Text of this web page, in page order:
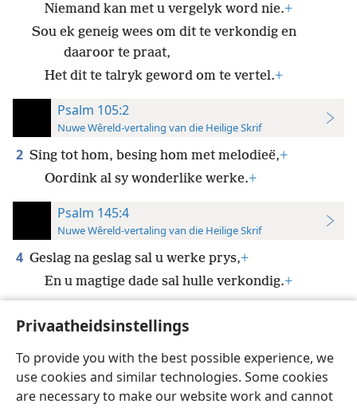
Privaatheidsinstellings
To provide you with the best possible experience, we
use cookies and similar technologies. Some cookies
are necessary to make our website work and cannot
Niemand kan met u vergelyk word nie.+
Sou ek geneig wees om dit te verkondig en
daaroor te praat,
Het dit te talryk geword om te vertel.+
Psalm 105:2
Nuwe Wêreld-vertaling van die Heilige Skrif
2 Sing tot hom, besing hom met melodieë,+
Oordink al sy wonderlike werke.+
Psalm 145:4
Nuwe Wêreld-vertaling van die Heilige Skrif
4 Geslag na geslag sal u werke prys,+
En u magtige dade sal hulle verkondig.+
Afrikaans Voorkeure
Copyright© 2026 Watch Tower Bible and Tract Society of Pennsylvania